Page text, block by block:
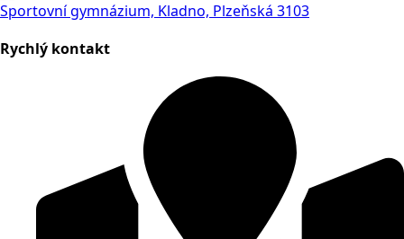
Sportovní gymnázium, Kladno, Plzeňská 3103
Rychlý kontakt